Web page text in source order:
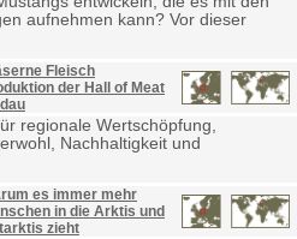
aufnehmen kann? Vor dieser
Fleisch
der Hall of Meat
regionale Wertschöpfung,
Nachhaltigkeit und
es immer mehr
in die Arktis und
zieht